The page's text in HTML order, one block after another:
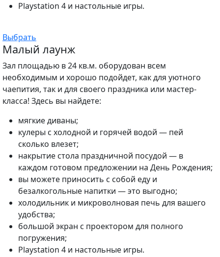
Playstation 4 и настольные игры.
Выбрать
Малый лаунж
Зал площадью в 24 кв.м. оборудован всем
необходимым и хорошо подойдет, как для уютного
чаепития, так и для своего праздника или мастер-
класса! Здесь вы найдете:
мягкие диваны;
кулеры с холодной и горячей водой — пей
сколько влезет;
накрытие стола праздничной посудой — в
каждом готовом предложении на День Рождения;
вы можете приносить с собой еду и
безалкогольные напитки — это выгодно;
холодильник и микроволновая печь для вашего
удобства;
большой экран с проектором для полного
погружения;
Playstation 4 и настольные игры.